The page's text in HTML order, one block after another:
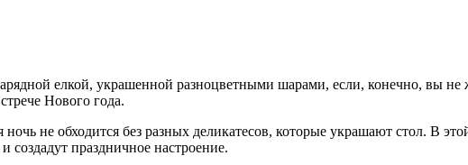
елкой, украшенной разноцветными шарами, если, конечно, вы
Нового года.
не обходится без разных деликатесов, которые украшают стол. В
праздничное настроение.